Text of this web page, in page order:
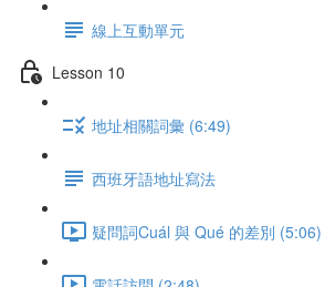
線上互動單元
Lesson 10
地址相關詞彙 (6:49)
西班牙語地址寫法
疑問詞Cuál 與 Qué 的差別 (5:06)